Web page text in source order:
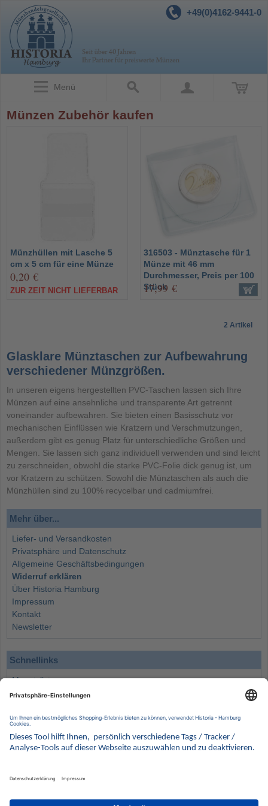
+49(0)4162-9441-0
Menü
Münzen Zubehör kaufen
Münzhüllen mit Lasche 5
cm x 5 cm für eine Münze
0,20 €
ZUR ZEIT NICHT LIEFERBAR
316503 - Münztasche für 1
Münze mit 46 mm
Durchmesser, Preis per 100
Stück
17,99 €
2 Artikel
Glasklare Münztaschen zur Aufbewahrung
verschiedener Münzgrößen.
In unseren eigens hergestellten PVC-Taschen lassen sich Ihre
Münzen auf eine ansehnliche und transparente Art getrennt
voneinander aufbewahren. Sie bieten einen Basisschutz vor
mechanischen Einflüssen wie Kratzern und Verschmutzungen,
außerdem gibt es genug Platz für unterschiedliche Größen und
Mengen. Sie lassen sich ganz individuell verwenden und sind leicht
zu zerschneiden, obwohl die starke PVC-Folie dick genug ist, um
vor Kratzern zu schützen. Sowohl die Münztaschen als auch die
Münzhüllen sind zu 100% recycelbar und cadmiumfrei.
Mehr über...
Liefer- und Versandkosten
Privatsphäre und Datenschutz
Allgemeine Geschäftsbedingungen
Widerruf erklären
Über Historia Hamburg
Impressum
Kontakt
Newsletter
Schnellinks
Monatsliste
Angebote
Wissenswertes
Kontakt